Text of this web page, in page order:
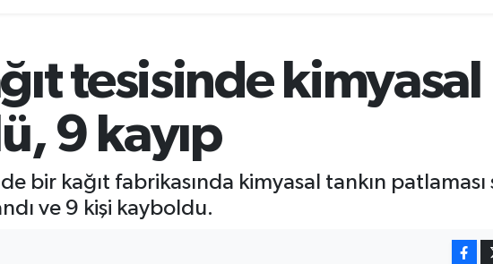
tesisinde kimyasal
9 kayıp
bir kağıt fabrikasında kimyasal tankın patlaması
ve 9 kişi kayboldu.